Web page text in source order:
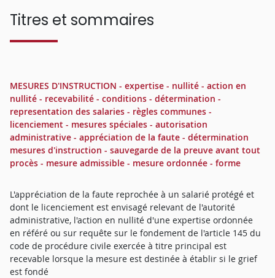
Titres et sommaires
MESURES D'INSTRUCTION - expertise - nullité - action en
nullité - recevabilité - conditions - détermination -
representation des salaries - règles communes -
licenciement - mesures spéciales - autorisation
administrative - appréciation de la faute - détermination
mesures d'instruction - sauvegarde de la preuve avant tout
procès - mesure admissible - mesure ordonnée - forme
L'appréciation de la faute reprochée à un salarié protégé et
dont le licenciement est envisagé relevant de l'autorité
administrative, l'action en nullité d'une expertise ordonnée
en référé ou sur requête sur le fondement de l'article 145 du
code de procédure civile exercée à titre principal est
recevable lorsque la mesure est destinée à établir si le grief
est fondé